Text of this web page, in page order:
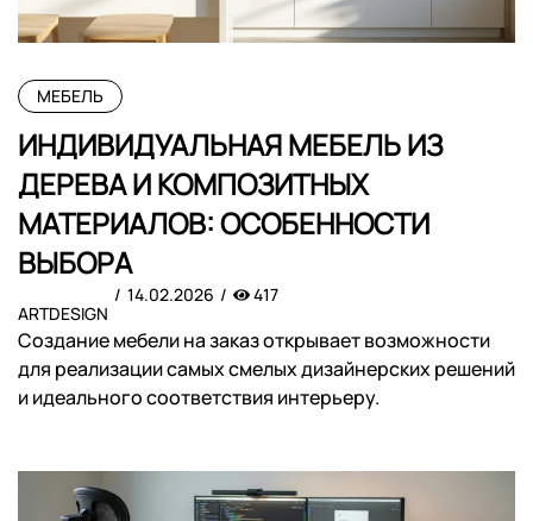
МЕБЕЛЬ
ИНДИВИДУАЛЬНАЯ МЕБЕЛЬ ИЗ
ДЕРЕВА И КОМПОЗИТНЫХ
МАТЕРИАЛОВ: ОСОБЕННОСТИ
ВЫБОРА
ARTDESIGN
14.02.2026 417
Создание мебели на заказ открывает возможности
для реализации самых смелых дизайнерских решений
и идеального соответствия интерьеру.